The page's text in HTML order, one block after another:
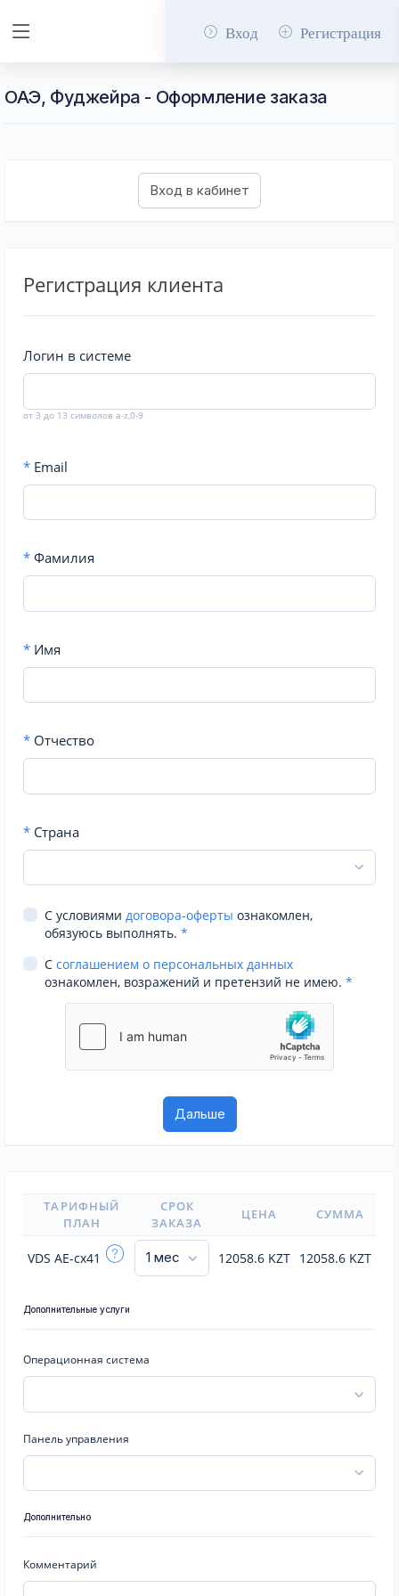
Вход Регистрация
ОАЭ, Фуджейра - Оформление заказа
Регистрация клиента
Логин в системе
от 3 до 13 символов a-z,0-9
* Email
* Фамилия
* Имя
* Отчество
* Страна
С условиями договора-оферты ознакомлен,
обязуюсь выполнять. *
С соглашением о персональных данных
ознакомлен, возражений и претензий не имею. *
ТАРИФНЫЙ
ПЛАН
СРОК
ЗАКАЗА
ЦЕНА СУММА
VDS AE-cx41 12058.6 KZT 12058.6 KZT
Дополнительные услуги
Операционная система
Панель управления
Дополнительно
Комментарий